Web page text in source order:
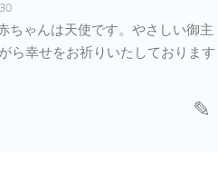
ちゃんは天使です。やさしい御主
ら幸せをお祈りいたしております